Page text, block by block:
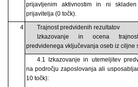
prijavljenim aktivnostim in ni
prijavitelja (0 točk).
4
Trajnost predvidenih rezultatov
Izkazovanje in ocena
predvidenega vključevanja oseb iz ciljne
4.1 Izkazovanje in utemeljitev
na področju zaposlovanja ali
10 točk):